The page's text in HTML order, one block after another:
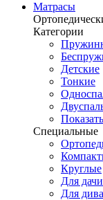
Матрасы
Категории
Детские
Тонкие
Специальные
Круглые
Для дачи
Для